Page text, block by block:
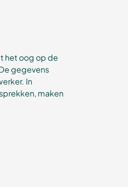
het oog op de
gegevens
In
maken